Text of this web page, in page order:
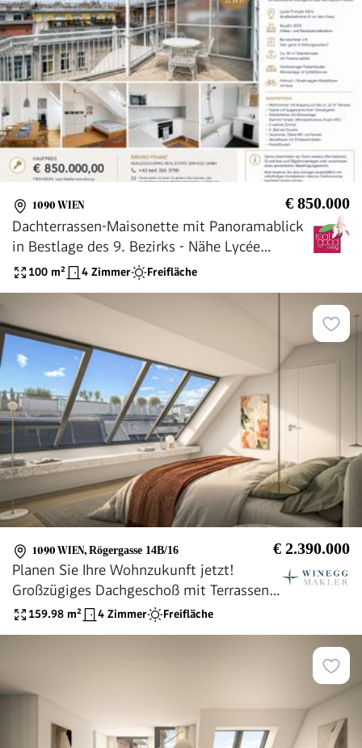
1090 WIEN € 850.000
Dachterrassen-Maisonette mit Panoramablick
in Bestlage des 9. Bezirks - Nähe Lycée
Français
100 m² 4 Zimmer Freifläche
1090 WIEN, Rögergasse 14B/16 € 2.390.000
Planen Sie Ihre Wohnzukunft jetzt!
Großzügiges Dachgeschoß mit Terrassen
beim Servitenviertel!
159.98 m² 4 Zimmer Freifläche